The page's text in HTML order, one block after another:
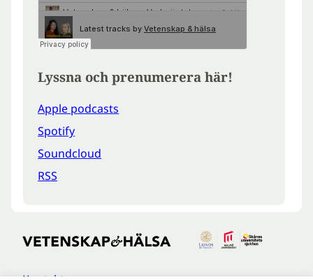
Lyssna och prenumerera här!
Apple podcasts
Spotify
Soundcloud
RSS